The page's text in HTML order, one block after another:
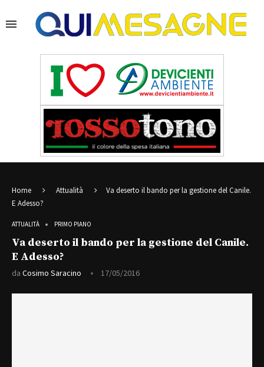
Home Attualità
Va deserto il bando per la gestione del Canile.
E Adesso?
ATTUALITÀ PRIMO PIANO
Va deserto il bando per la gestione del Canile.
E Adesso?
da Cosimo Saracino 17/05/2016